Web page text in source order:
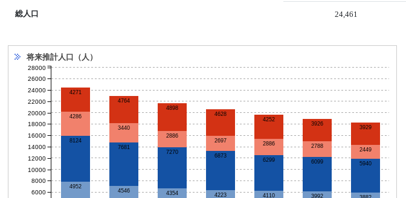
総人口 24,461
将来推計人口（人）
4952
4546 4354 4223 4110 3992
8124
7681
7270
6873
6299 6099 5940
4286
3440
2886
2697
2886 2788
2449
4271
4764
4898
4628
4252
3926
3929
6000
8000
10000
12000
14000
16000
18000
20000
22000
24000
26000
28000